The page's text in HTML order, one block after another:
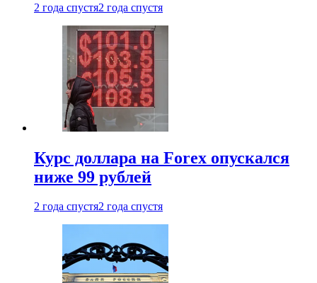
2 года спустя2 года спустя
Курс доллара на Forex опускался
ниже 99 рублей
2 года спустя2 года спустя